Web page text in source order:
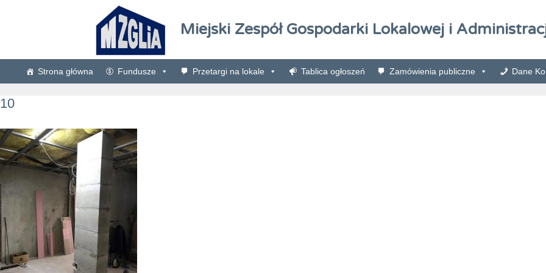
Miejski Zespół Gospodarki Lokalowej i
Strona główna Fundusze Przetargi na lokale Tablica ogłoszeń Zamówienia publiczne Dane
10